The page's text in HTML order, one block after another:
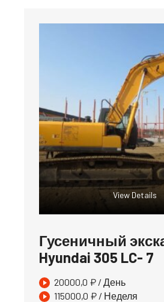
View Details
Гусеничный
Hyundai 305 LC- 7
20000,0 ₽ / День
115000,0 ₽ / Неделя